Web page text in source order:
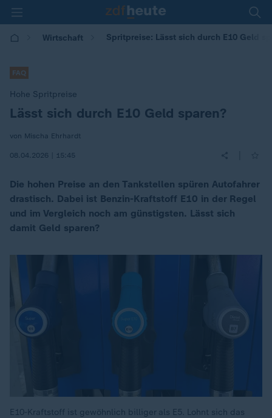
Wirtschaft Spritpreise: Lässt sich durch E10 Geld
FAQ
Hohe Spritpreise
:Lässt sich durch E10 Geld sparen?
von Mischa Ehrhardt
08.04.2026 | 15:45
Die hohen Preise an den Tankstellen spüren Autofahrer
drastisch. Dabei ist Benzin-Kraftstoff E10 in der Regel
und im Vergleich noch am günstigsten. Lässt sich
damit Geld sparen?
E10-Kraftstoff ist gewöhnlich billiger als E5. Lohnt sich das